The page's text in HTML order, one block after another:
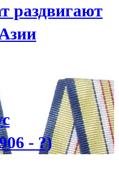
раздвигают
- ?)